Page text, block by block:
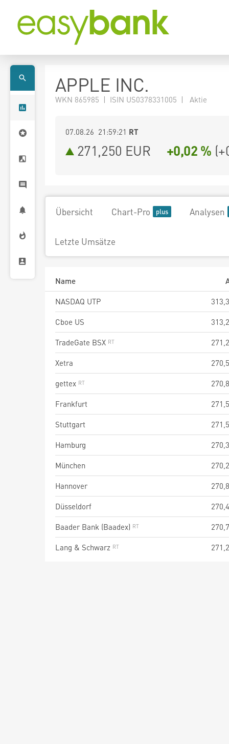
APPLE INC.
WKN 865985 | ISIN US0378331005 | Aktie
07.08.26 21:59:21 RT
271,250 EUR +0,02 % (
Übersicht Chart-Pro Analysen
Letzte Umsätze
Name
NASDAQ UTP
Cboe US
TradeGate BSX
Xetra
gettex
Frankfurt
Stuttgart
Hamburg
München
Hannover
Düsseldorf
Baader Bank (Baadex)
Lang & Schwarz